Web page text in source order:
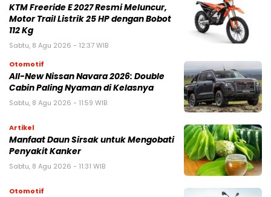
KTM Freeride E 2027 Resmi Meluncur,
Motor Trail Listrik 25 HP dengan Bobot
112 Kg
Sabtu, 8 Agu 2026 - 12:37 WIB
Otomotif
All-New Nissan Navara 2026: Double
Cabin Paling Nyaman di Kelasnya
Sabtu, 8 Agu 2026 - 11:59 WIB
Artikel
Manfaat Daun Sirsak untuk Mengobati
Penyakit Kanker
Sabtu, 8 Agu 2026 - 11:31 WIB
Otomotif